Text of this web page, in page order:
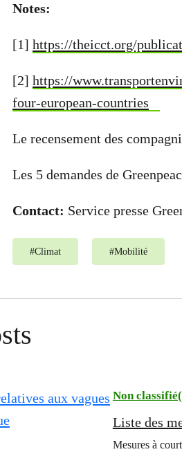
Notes:
[1] https://theicct.org/
[2] https://
four-european-countries
Le recensement des
Les 5 demandes de
Contact: Service presse
#Climat #Mobilité
Non
Liste des
Mesures à